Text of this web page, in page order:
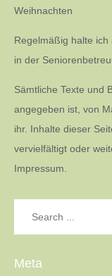
Weihnachten
Regelmäßig halte
in der
Sämtliche Texte und
angegeben ist, von
ihr. Inhalte dieser
vervielfältigt oder
Impressum.
Meta